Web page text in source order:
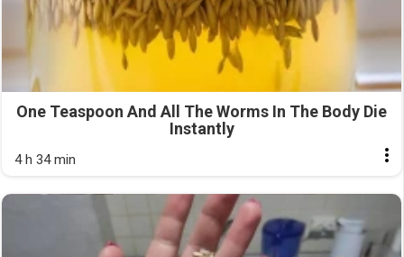
One Teaspoon And All The Worms In The Body Die
Instantly
4 h 34 min